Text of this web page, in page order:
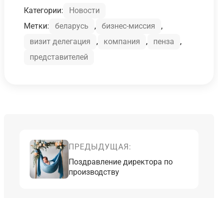
Категории:
Новости
Метки:
беларусь , бизнес-миссия
,
визит делегация
, компания , пенза
,
представителей
ПРЕДЫДУЩАЯ:
Поздравление директора по
производству